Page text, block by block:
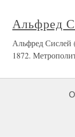
Альфред
Альфред Сислей
1872.
О